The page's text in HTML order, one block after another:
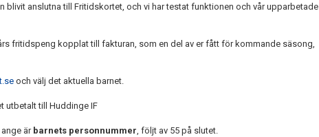
blivit anslutna till Fritidskortet, och vi har testat funktionen och vår upparbetade
fritidspeng kopplat till fakturan, som en del av er fått för kommande säsong,
och välj det aktuella barnet.
utbetalt till Huddinge IF
ange är barnets personnummer, följt av 55 på slutet.